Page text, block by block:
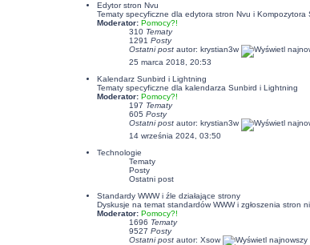
Edytor stron Nvu
Tematy specyficzne dla edytora stron Nvu i Kompozytora
Moderator: Pomocy?!
310 Tematy
1291 Posty
Ostatni postautor: krystian3w
25 marca 2018, 20:53
Kalendarz Sunbird i Lightning
Tematy specyficzne dla kalendarza Sunbird i Lightning
Moderator: Pomocy?!
197 Tematy
605 Posty
Ostatni postautor: krystian3w
14 września 2024, 03:50
Technologie
Tematy
Posty
Ostatni post
Standardy WWW i źle działające strony
Dyskusje na temat standardów WWW i zgłoszenia stron
Moderator: Pomocy?!
1696 Tematy
9527 Posty
Ostatni postautor: Xsow